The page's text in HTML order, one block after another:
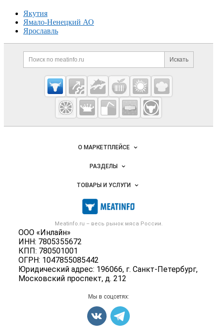
Якутия
Ямало-Ненецкий АО
Ярославль
Дополнительная информация
Поиск по сайту и
Искать
Cсылки на полезные проекты
Meatinfo.ru —
мясо и
мясопродукты
Важные разделы и контакты
Meatinfo.ru – весь рынок мяса России.
ООО «Инлайн»
ИНН: 7805355672
КПП: 780501001
ОГРН: 1047855085442
Юридический адрес: 196066, г. Санкт-Петербург,
Московский проспект, д. 212
Навигация по сайтуО МАРКЕТПЛЕЙСЕ
Новости Meatinfo.ru
Размещение рекламы
Публичная оферта
Контактная информация
Политика обработки персональных данных
РАЗДЕЛЫ
Объявления
Новости рынка
Мониторинг
Вакансии
ТОВАРЫ И УСЛУГИ
Мясо, мясопродукты
Скот в живом весе
Колбасы, сосиски, деликатесы
Мясные полуфабрикаты
Мясные снеки
Яйца
Карта объявлений
Мы в соцсетях: